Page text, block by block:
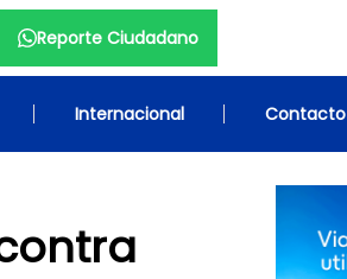
Reporte Ciudadano
Internacional Contacto